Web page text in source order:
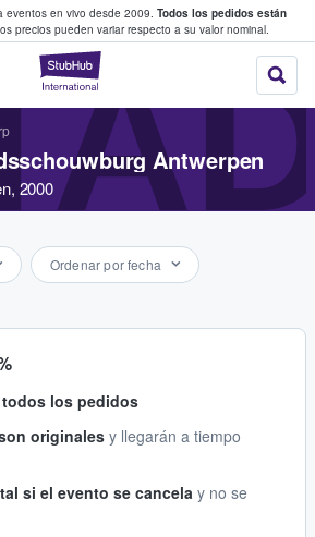
eventos en vivo desde 2009. Todos los pedidos están
precios pueden variar respecto a su valor nominal.
StubHub:
entre fans
Antwerpen
2000
Ordenar por fecha
todos los pedidos
originales y llegarán a tiempo
si el evento se cancela y no se